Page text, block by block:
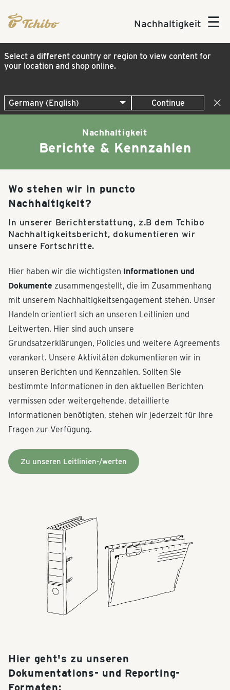
Nachhaltigkeit ☰
Select a different country or region to view content for
your location and shop online.
Continue
Nachhaltigkeit
Berichte & Kennzahlen
Wo stehen wir in puncto
Nachhaltigkeit?
In unserer Berichterstattung, z.B dem Tchibo
Nachhaltigkeitsbericht, dokumentieren wir
unsere Fortschritte.
Hier haben wir die wichtigsten Infor­ma­tionen und
Dokumente zusam­men­ge­stellt, die im Zusam­menhang
mit unserem Nachhal­tig­keitsen­ga­gement stehen. Unser
Handeln orientiert sich an unseren Leitlinien und
Leitwerten. Hier sind auch unsere
Grundsatzerklärungen, Policies und weitere Agreements
verankert. Unsere Aktivitäten dokumentieren wir in
unseren Berichten und Kennzahlen. Sollten Sie
bestimmte Informationen in den aktuellen Berichten
vermissen oder weitergehende, detaillierte
Informationen benötigten, stehen wir jederzeit für Ihre
Fragen zur Verfügung.
Zu unseren Leitlinien-/werten
Hier geht's zu unseren
Dokumentations- und Reporting-
Formaten: